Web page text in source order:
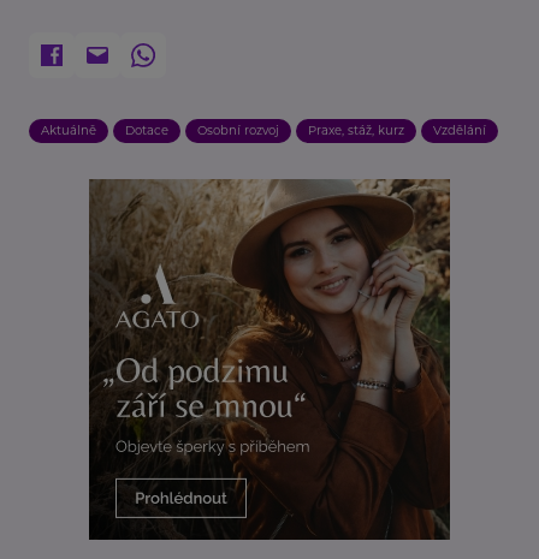
Aktuálně Dotace Osobní rozvoj Praxe, stáž, kurz Vzdělání